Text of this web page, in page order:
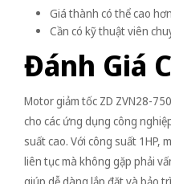
Giá thành có thể cao
Cần có kỹ thuật viên
Đánh Giá
Motor giảm tốc ZD ZVN28-
cho các ứng dụng công
suất cao. Với công suất 1HP,
liên tục mà không gặp phải